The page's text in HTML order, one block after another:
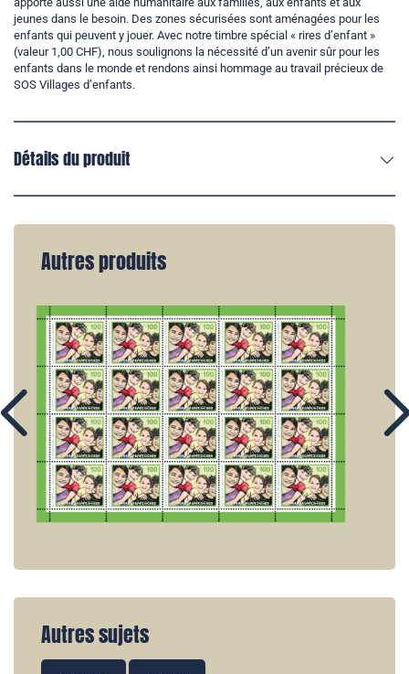
jeunes dans le besoin. Des zones sécurisées sont aménagées pour les
enfants qui peuvent y jouer. Avec notre timbre spécial « rires d’enfant »
(valeur 1,00 CHF), nous soulignons la nécessité d’un avenir sûr pour les
enfants dans le monde et rendons ainsi hommage au travail précieux de
SOS Villages d’enfants.
Détails du produit
Autres produits
Autres sujets